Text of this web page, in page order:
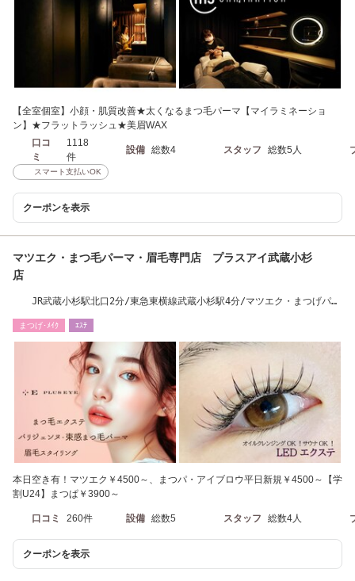
【全室個室】小顔・肌質改善★太くなるまつ毛パーマ【マイラミネーショ
ン】★フラットラッシュ★美眉WAX
口コ
ミ
1118
件
設備 総数4 スタッフ 総数5人
スマート支払いOK
クーポンを表示
マツエク・まつ毛パーマ・眉毛専門店 プラスアイ武蔵小杉
店
JR武蔵小杉駅北口2分/東急東横線武蔵小杉駅4分/マツエク・まつげパー
まつげ･ﾒｲｸ ｴｽﾃ
本日空き有！マツエク￥4500～、まつパ・アイブロウ平日新規￥4500～【学
割U24】まつぱ￥3900～
口コミ 260件 設備 総数5 スタッフ 総数4人
クーポンを表示